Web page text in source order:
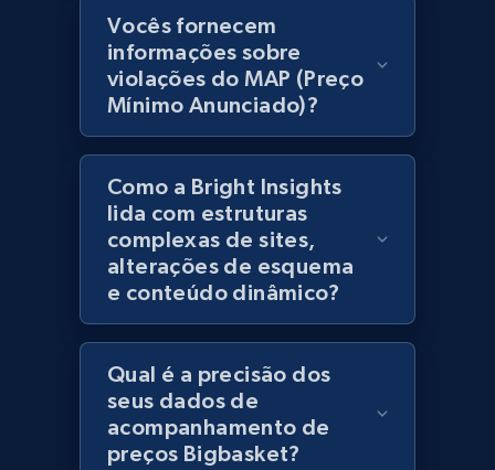
products using specified keywords
URL, Product id, Title, Images, Final price,
Currency, Discount, Initial price, and more.
1.1K+ 149+ Comece agora
Lowes.com
URL, Domain, Marketplace pn, Sku, Other pn,
Model number, Gtin ean pn, Product name, and
more.
991+ 162+
Vocês fornecem
informações sobre
violações do MAP (Preço
Mínimo Anunciado)?
Como a Bright Insights
lida com estruturas
complexas de sites,
alterações de esquema
e conteúdo dinâmico?
Qual é a precisão dos
seus dados de
acompanhamento de
preços Bigbasket?